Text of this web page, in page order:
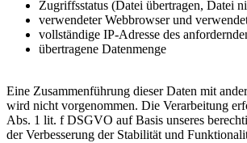
Zugriffsstatus (Datei übertragen, Datei
verwendeter Webbrowser und
vollständige IP-Adresse des
übertragene Datenmenge
Eine Zusammenführung dieser Daten mit
wird nicht vorgenommen. Die Verarbeitung
Abs. 1 lit. f DSGVO auf Basis unseres
der Verbesserung der Stabilität und